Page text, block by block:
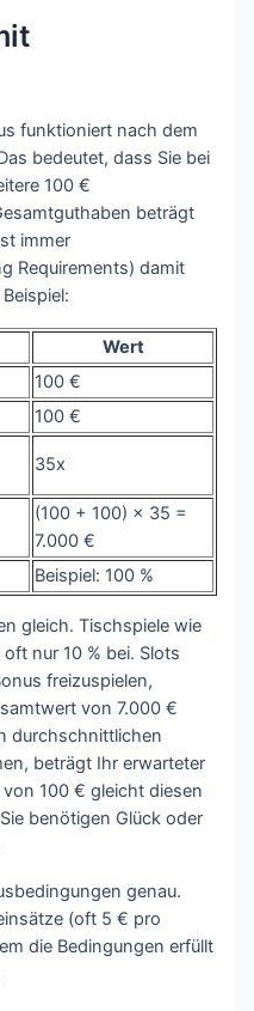
funktioniert nach dem
bedeutet, dass Sie bei
100 €
beträgt
immer
Requirements) damit
Wert
100 €
100 €
35x
(100 + 100) × 35 =
7.000 €
Beispiel: 100 %
gleich. Tischspiele wie
nur 10 % bei. Slots
freizuspielen,
von 7.000 €
durchschnittlichen
beträgt Ihr erwarteter
100 € gleicht diesen
benötigen Glück oder
genau.
(oft 5 € pro
die Bedingungen erfüllt